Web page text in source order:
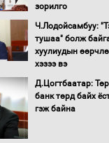
Автомашинд
дугаарын тэгш,
сондгойгоор
олгоно
Бага орлоготой
иргэдийн орлогод
зорилго
Ч.Лодойсамбуу:
тушаа" болж
хуулиудын
хэзээ вэ
Д.Цогтбаатар:
банк төрд байх
гэж байна